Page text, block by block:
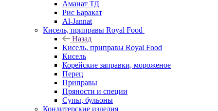
Аманат ТД
Рис Баракат
Al-Jannat
Кисель, приправы Royal Food
Назад
Кисель, приправы Royal Food
Кисель
Корейские заправки, мороженое
Перец
Приправы
Пряности и специи
Супы, бульоны
Кондитерские изделия